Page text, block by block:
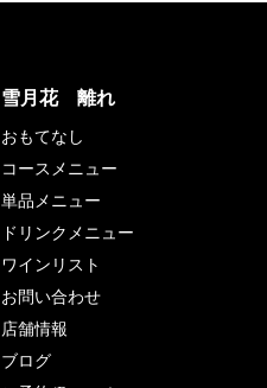
雪月花 離れ
おもてなし
コースメニュー
単品メニュー
ドリンクメニュー
ワインリスト
お問い合わせ
店舗情報
ブログ